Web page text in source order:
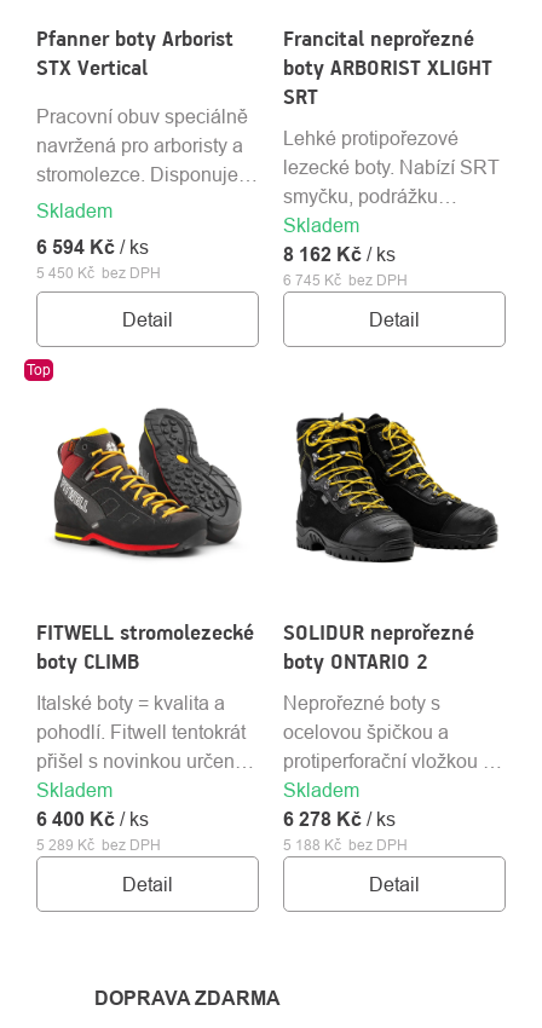
Pfanner boty Arborist
STX Vertical
Skladem
5 450 Kč bez DPH
6 594 Kč / ks
Detail
Pracovní obuv speciálně
navržená pro arboristy a
stromolezce. Disponuje
vyměnitelnou nožní
Vibram.
Francital neprořezné
boty ARBORIST XLIGHT
SRT
Skladem
6 745 Kč bez DPH
8 162 Kč / ks
Detail
Lehké protipořezové
lezecké boty. Nabízí SRT
smyčku, podrážku
VIBRAM a vodotěsné
membrány.
Top
FITWELL stromolezecké
boty CLIMB
Skladem
5 289 Kč bez DPH
6 400 Kč / ks
Detail
Italské boty = kvalita a
pohodlí. Fitwell tentokrát
přišel s novinkou určenou
přímo pro arboristy -
stromolezce.
SOLIDUR neprořezné
boty ONTARIO 2
Skladem
5 188 Kč bez DPH
6 278 Kč / ks
Detail
Neprořezné boty s
ocelovou špičkou a
protiperforační vložkou z
nerezové oceli. Z kvalitní
kůže, vodoodpudivé a
prodyšné.
DOPRAVA ZDARMA